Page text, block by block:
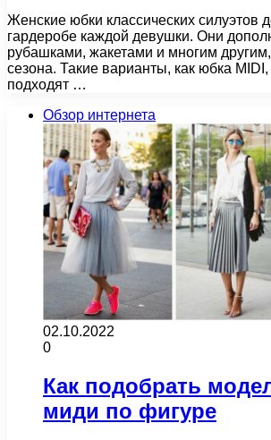
Женские юбки классических силуэтов
гардеробе каждой девушки. Они
рубашками, жакетами и многим
сезона. Такие варианты, как юбка
подходят …
Обзор интернета
02.10.2022
0
Как подобрать
миди по фигуре